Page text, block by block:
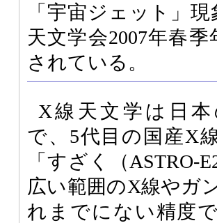
「宇宙ジェット」
天文学会2007年春
されている。
X線天文学は日
で、5代目の国産X
「すざく（ASTRO-
広い範囲のX線やガ
れまでにない精度